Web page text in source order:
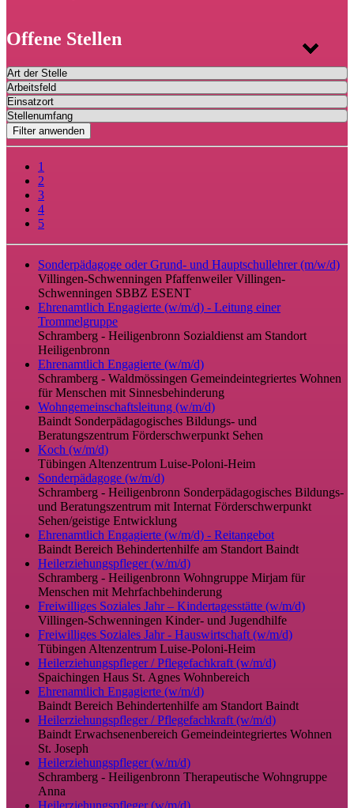
Offene Stellen
Filter anwenden
1
2
3
4
5
Sonderpädagoge oder Grund- und Hauptschullehrer (m/w/d)
Villingen-Schwenningen PfaffenweilerVillingen-
Schwenningen SBBZ ESENT
Ehrenamtlich Engagierte (w/m/d) - Leitung einer
Trommelgruppe
Schramberg - Heiligenbronn Sozialdienst am Standort
Heiligenbronn
Ehrenamtlich Engagierte (w/m/d)
Schramberg - Waldmössingen Gemeindeintegriertes Wohnen
für Menschen mit Sinnesbehinderung
Wohngemeinschaftsleitung (w/m/d)
Baindt Sonderpädagogisches Bildungs- und
Beratungszentrum Förderschwerpunkt Sehen
Koch (w/m/d)
Tübingen Altenzentrum Luise-Poloni-Heim
Sonderpädagoge (w/m/d)
Schramberg - Heiligenbronn Sonderpädagogisches Bildungs-
und Beratungszentrum mit Internat Förderschwerpunkt
Sehen/geistige Entwicklung
Ehrenamtlich Engagierte (w/m/d) - Reitangebot
Baindt Bereich Behindertenhilfe am Standort Baindt
Heilerziehungspfleger (w/m/d)
Schramberg - Heiligenbronn Wohngruppe Mirjam für
Menschen mit Mehrfachbehinderung
Freiwilliges Soziales Jahr – Kindertagesstätte (w/m/d)
Villingen-Schwenningen Kinder- und Jugendhilfe
Freiwilliges Soziales Jahr - Hauswirtschaft (w/m/d)
Tübingen Altenzentrum Luise-Poloni-Heim
Heilerziehungspfleger / Pflegefachkraft (w/m/d)
Spaichingen Haus St. Agnes Wohnbereich
Ehrenamtlich Engagierte (w/m/d)
Baindt Bereich Behindertenhilfe am Standort Baindt
Heilerziehungspfleger / Pflegefachkraft (w/m/d)
Baindt Erwachsenenbereich Gemeindeintegriertes Wohnen
St. Joseph
Heilerziehungspfleger (w/m/d)
Schramberg - Heiligenbronn Therapeutische Wohngruppe
Anna
Heilerziehungspfleger (w/m/d)